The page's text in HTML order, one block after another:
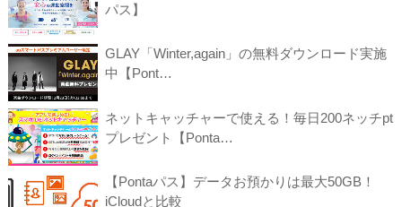
パス】
GLAY「Winter,again」の無料ダウンロード実施
中【Pont…
ネットキャッチャーで使える！毎日200ネッチpt
プレゼント【Ponta…
【Pontaパス】データお預かりは最大50GB！
iCloudと比較